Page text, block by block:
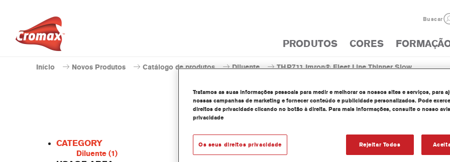
Buscar
PRODUTOS CORES
Início Novos Produtos Catálogo de produtos Diluente THP711 Imron® Fleet Line Thinner Slow
CATEGORY
Diluente (1)
THP711 Imron® Fleet
Tratamos as suas informações pessoais para medir e melhorar os nossos sites e serviços, para
nossas campanhas de marketing e fornecer conteúdo e publicidade personalizados. Pode
direitos de privacidade clicando no botão à direita. Para mais informações, consulte o nosso
privacidade
Rejeitar Todos
Os seus direitos privacidade